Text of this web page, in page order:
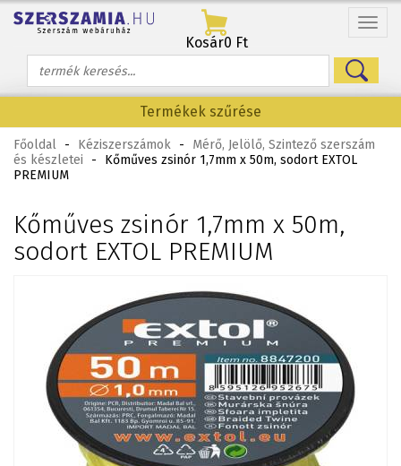
Menü
Kosár0 Ft
Termékek szűrése
Főoldal - Kéziszerszámok -
Mérő, Jelölő, Szintező szerszám
és készletei
-
Kőműves zsinór 1,7mm x 50m, sodort EXTOL
PREMIUM
Kőműves zsinór 1,7mm x 50m,
sodort EXTOL PREMIUM